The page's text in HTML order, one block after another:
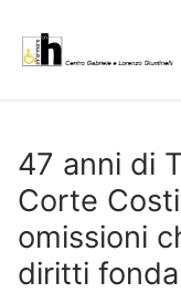
contenuto
47 anni di
Corte
omissioni
diritti